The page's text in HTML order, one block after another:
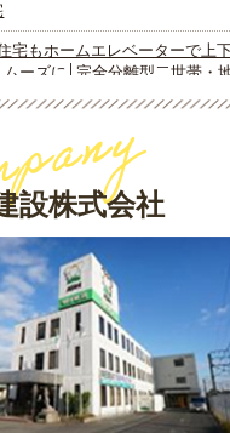
設株式会社